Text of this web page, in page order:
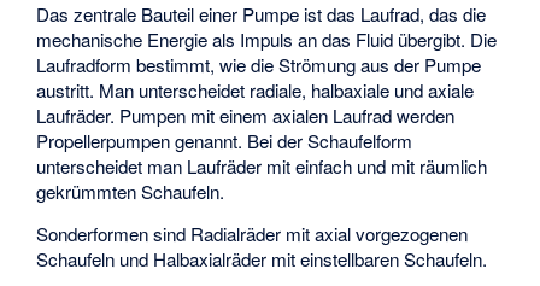
Das zentrale Bauteil einer Pumpe ist das Laufrad, das die
mechanische Energie als Impuls an das Fluid übergibt. Die
Laufradform bestimmt, wie die Strömung aus der Pumpe
austritt. Man unterscheidet radiale, halbaxiale und axiale
Laufräder. Pumpen mit einem axialen Laufrad werden
Propellerpumpen genannt. Bei der Schaufelform
unterscheidet man Laufräder mit einfach und mit räumlich
gekrümmten Schaufeln.
Sonderformen sind Radialräder mit axial vorgezogenen
Schaufeln und Halbaxialräder mit einstellbaren Schaufeln.